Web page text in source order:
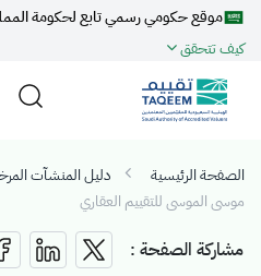
موقع حكومي رسمي تابع لحكومة
كيف تتحقق
الصفحة الرئيسية دليل المنشآت
موسى الموسى للتقييم العقاري
مشاركة الصفحة :